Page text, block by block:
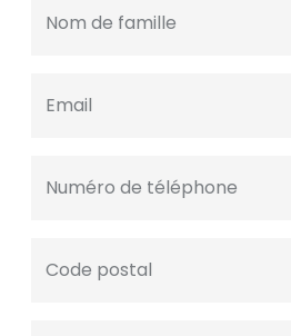
Nom de famille
Email
Numéro de téléphone
Code postal